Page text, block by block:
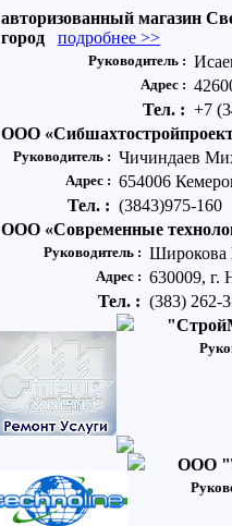
авторизованный магазин
город
подробнее >>
Руководитель :
Адрес :
Тел. : +7
ООО
Руководитель : Чичиндаев
Адрес : 654006
Тел. : (3843)975-160
ООО «Современные
Руководитель : Широкова
Адрес : 630009, г.
Тел. : (383) 262-
ООО